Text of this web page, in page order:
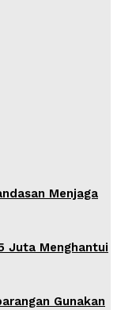
Menjaga
Juta Menghantui
Gunakan